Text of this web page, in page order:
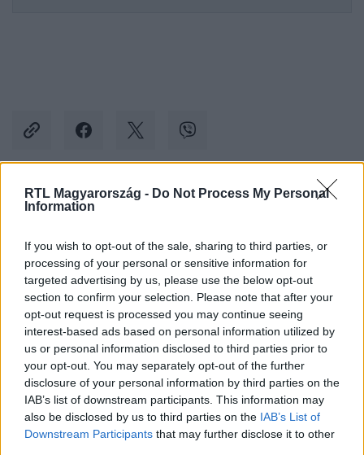
RTL Magyarország - Do Not Process My Personal
Information
If you wish to opt-out of the sale, sharing to third parties, or
processing of your personal or sensitive information for
targeted advertising by us, please use the below opt-out
section to confirm your selection. Please note that after your
opt-out request is processed you may continue seeing
interest-based ads based on personal information utilized by
us or personal information disclosed to third parties prior to
your opt-out. You may separately opt-out of the further
disclosure of your personal information by third parties on the
IAB’s list of downstream participants. This information may
also be disclosed by us to third parties on the IAB’s List of
Downstream Participants that may further disclose it to other
Kövess minket, és értesülj a friss hírekről a
Követem
KÜLFÖLD OROSZORSZÁG # NATO
#TENGERALATTJÁRÓ